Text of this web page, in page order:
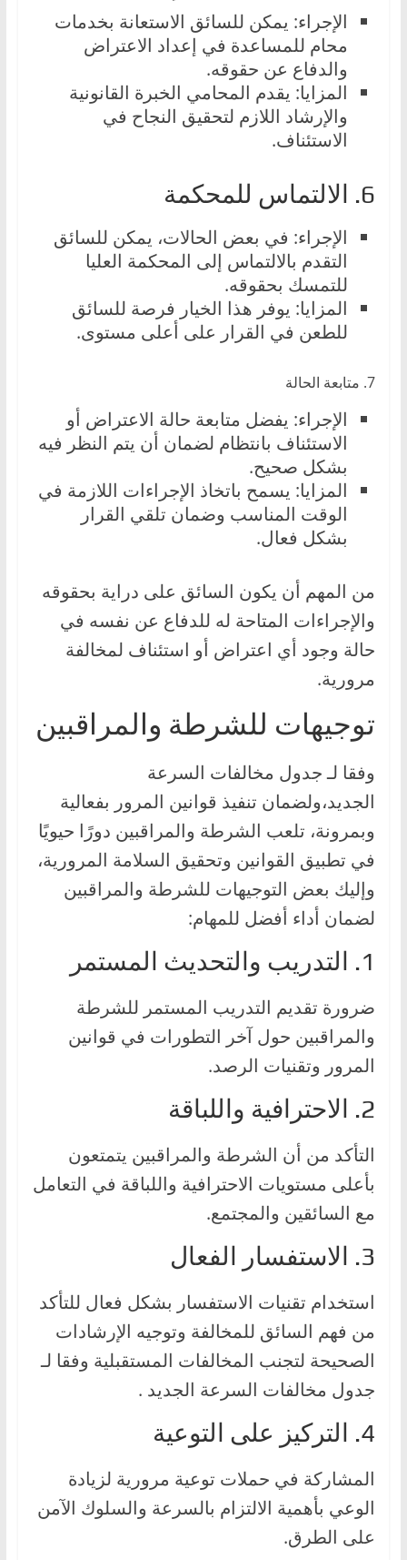
الإجراء: يمكن للسائق الاستعانة بخدمات
محام للمساعدة في إعداد الاعتراض
والدفاع عن حقوقه.
المزايا: يقدم المحامي الخبرة القانونية
والإرشاد اللازم لتحقيق النجاح في
الاستئناف.
6. الالتماس للمحكمة
الإجراء: في بعض الحالات، يمكن للسائق
التقدم بالالتماس إلى المحكمة العليا
للتمسك بحقوقه.
المزايا: يوفر هذا الخيار فرصة للسائق
للطعن في القرار على أعلى مستوى.
7. متابعة الحالة
الإجراء: يفضل متابعة حالة الاعتراض أو
الاستئناف بانتظام لضمان أن يتم النظر فيه
بشكل صحيح.
المزايا: يسمح باتخاذ الإجراءات اللازمة في
الوقت المناسب وضمان تلقي القرار
بشكل فعال.
من المهم أن يكون السائق على دراية بحقوقه
والإجراءات المتاحة له للدفاع عن نفسه في
حالة وجود أي اعتراض أو استئناف لمخالفة
مرورية.
توجيهات للشرطة والمراقبين
وفقا لـ جدول مخالفات السرعة
الجديد،ولضمان تنفيذ قوانين المرور بفعالية
وبمرونة، تلعب الشرطة والمراقبين دورًا حيويًا
في تطبيق القوانين وتحقيق السلامة المرورية،
وإليك بعض التوجيهات للشرطة والمراقبين
لضمان أداء أفضل للمهام:
1. التدريب والتحديث المستمر
ضرورة تقديم التدريب المستمر للشرطة
والمراقبين حول آخر التطورات في قوانين
المرور وتقنيات الرصد.
2. الاحترافية واللباقة
التأكد من أن الشرطة والمراقبين يتمتعون
بأعلى مستويات الاحترافية واللباقة في التعامل
مع السائقين والمجتمع.
3. الاستفسار الفعال
استخدام تقنيات الاستفسار بشكل فعال للتأكد
من فهم السائق للمخالفة وتوجيه الإرشادات
الصحيحة لتجنب المخالفات المستقبلية وفقا لـ
جدول مخالفات السرعة الجديد .
4. التركيز على التوعية
المشاركة في حملات توعية مرورية لزيادة
الوعي بأهمية الالتزام بالسرعة والسلوك الآمن
على الطرق.